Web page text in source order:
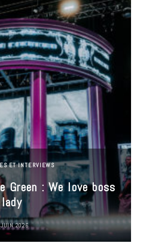
ET INTERVIEWS
Green : We love boss
lady
2026